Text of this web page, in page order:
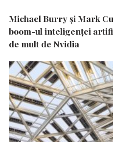
Michael Burry și Mark
boom-ul inteligenței
de mult de Nvidia